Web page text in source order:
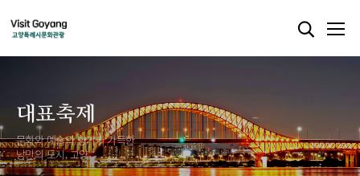
대표축제
문화와 예술의 향기가 가득한
낭만의 도시, 고양